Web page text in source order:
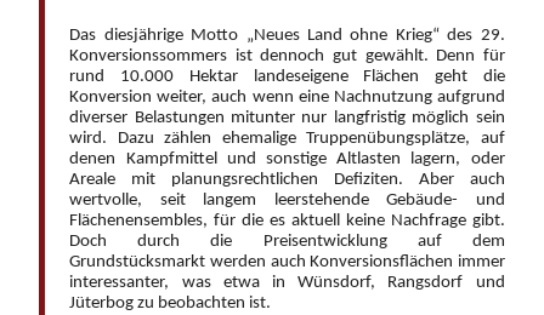
Das diesjährige Motto „Neues Land ohne Krieg“ des 29.
Konversionssommers ist dennoch gut gewählt. Denn für
rund 10.000 Hektar landeseigene Flächen geht die
Konversion weiter, auch wenn eine Nachnutzung aufgrund
diverser Belastungen mitunter nur langfristig möglich sein
wird. Dazu zählen ehemalige Truppenübungsplätze, auf
denen Kampfmittel und sonstige Altlasten lagern, oder
Areale mit planungsrechtlichen Defiziten. Aber auch
wertvolle, seit langem leerstehende Gebäude- und
Flächenensembles, für die es aktuell keine Nachfrage gibt.
Doch durch die Preisentwicklung auf dem
Grundstücksmarkt werden auch Konversionsflächen immer
interessanter, was etwa in Wünsdorf, Rangsdorf und
Jüterbog zu beobachten ist.